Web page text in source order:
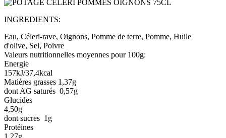
INGREDIENTS:
Eau, Céleri-rave, Oignons, Pomme de terre, Pomme, Huile
d'olive, Sel, Poivre
Valeurs nutritionnelles moyennes pour 100g:
Energie
157kJ/37,4kcal
Matières grasses 1,37g
dont AG saturés 0,57g
Glucides
4,50g
dont sucres 1g
Protéines
1,27g